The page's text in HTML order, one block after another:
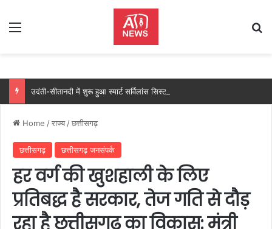
Menu
Home /राज्य /छत्तीसगढ़
छत्तीसगढ़ छत्तीसगढ़ जनसंपर्क
हर वर्ग की खुशहाली के लिए
प्रतिबद्ध है सरकार, तेज गति से दौड़
रहा है छत्तीसगढ़ का विकास: मंत्री